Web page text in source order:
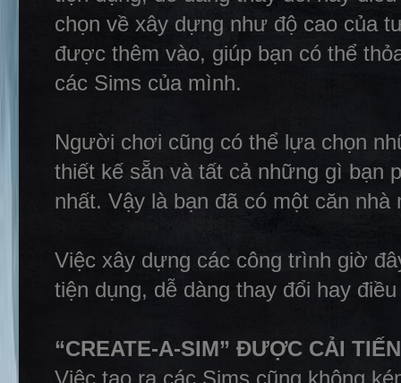
chọn về xây dựng như độ cao của
được thêm vào, giúp bạn có thể
các Sims của mình.
Người chơi cũng có thể lựa chọn
thiết kế sẵn và tất cả những gì bạn
nhất. Vậy là bạn đã có một căn nhà
Việc xây dựng các công trình giờ
tiện dụng, dễ dàng thay đổi hay
“CREATE-A-SIM” ĐƯỢC CẢI TIẾN
Việc tạo ra các Sims cũng không